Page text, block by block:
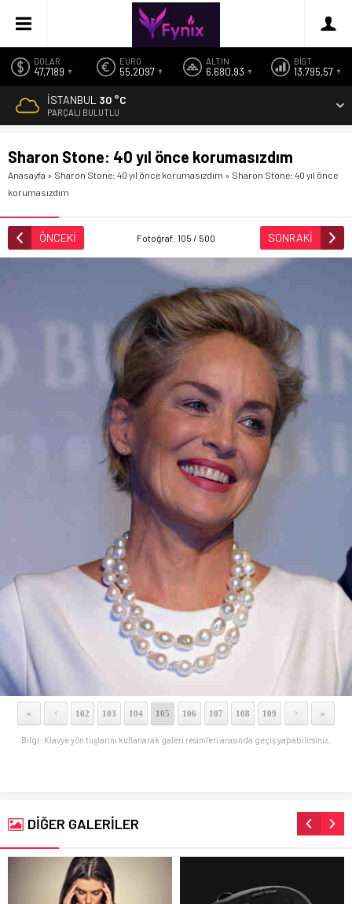
DOLAR
47,7189
EURO
55,2097
ALTIN
6.680,93
BİST
13.795,57
İSTANBUL 30 °C
PARÇALI BULUTLU
Sharon Stone: 40 yıl önce korumasızdım
Anasayfa » Sharon Stone: 40 yıl önce korumasızdım » Sharon Stone: 40 yıl önce
korumasızdım
ÖNCEKİ Fotoğraf: 105 / 500 SONRAKİ
« < 102 103 104 105 106 107 108 109 > »
Bilgi: Klavye yön tuşlarını kullanarak galeri resimleri arasında geçiş yapabilirsiniz.
DİĞER GALERİLER